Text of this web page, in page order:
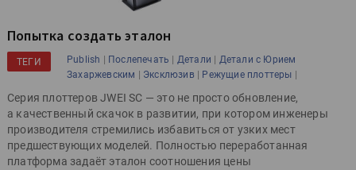
Попытка создать эталон
ТЕГИ Publish | Послепечать | Детали | Детали с Юрием
Захаржевским | Эксклюзив | Режущие плоттеры |
Серия плоттеров JWEI SC — это не просто обновление,
а качественный скачок в развитии, при котором инженеры
производителя стремились избавиться от узких мест
предшествующих моделей. Полностью переработанная
платформа задаёт эталон соотношения цены